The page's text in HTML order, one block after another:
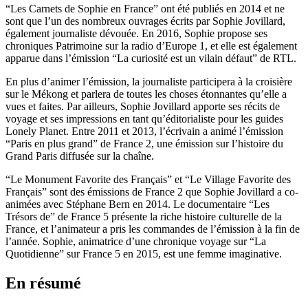
“Les Carnets de Sophie en France” ont été publiés en 2014 et ne
sont que l’un des nombreux ouvrages écrits par Sophie Jovillard,
également journaliste dévouée. En 2016, Sophie propose ses
chroniques Patrimoine sur la radio d’Europe 1, et elle est également
apparue dans l’émission “La curiosité est un vilain défaut” de RTL.
En plus d’animer l’émission, la journaliste participera à la croisière
sur le Mékong et parlera de toutes les choses étonnantes qu’elle a
vues et faites. Par ailleurs, Sophie Jovillard apporte ses récits de
voyage et ses impressions en tant qu’éditorialiste pour les guides
Lonely Planet. Entre 2011 et 2013, l’écrivain a animé l’émission
“Paris en plus grand” de France 2, une émission sur l’histoire du
Grand Paris diffusée sur la chaîne.
“Le Monument Favorite des Français” et “Le Village Favorite des
Français” sont des émissions de France 2 que Sophie Jovillard a co-
animées avec Stéphane Bern en 2014. Le documentaire “Les
Trésors de” de France 5 présente la riche histoire culturelle de la
France, et l’animateur a pris les commandes de l’émission à la fin de
l’année. Sophie, animatrice d’une chronique voyage sur “La
Quotidienne” sur France 5 en 2015, est une femme imaginative.
En résumé